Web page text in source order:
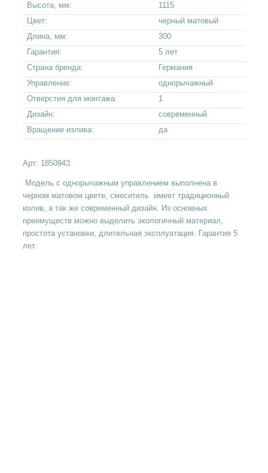
Высота, мм:
1115
Цвет:
черный матовый
Длина, мм:
300
Гарантия:
5 лет
Страна бренда:
Германия
Управление:
однорычажный
Отверстия для монтажа:
1
Дизайн:
современный
Вращение излива:
да
Арт: 1850943
Модель с однорычажным управлением выполнена в
черном матовом цвете, смеситель имеет традиционный
излив, а так же современный дизайн. Из основных
преимуществ можно выделить экологичный материал,
простота установки, длительная эксплуатация. Гарантия 5
лет.